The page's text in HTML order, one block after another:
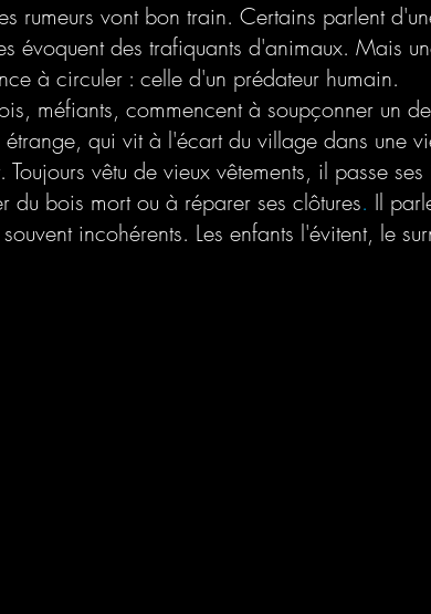
rumeurs vont bon train. Certains parlent
évoquent des trafiquants d'animaux. Mais
à circuler : celle d'un prédateur humain.
méfiants, commencent à soupçonner un
qui vit à l'écart du village dans une
Toujours vêtu de vieux vêtements, il passe
du bois mort ou à réparer ses clôtures. Il
incohérents. Les enfants l'évitent, le